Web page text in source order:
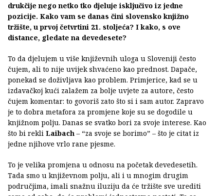
drukčije nego netko tko djeluje isključivo iz jedne
pozicije. Kako vam se danas čini slovensko knjižno
tržište, u prvoj četvrtini 21. stoljeća? I kako, s ove
distance, gledate na devedesete?
To da djelujem u više književnih uloga u Sloveniji često
čujem, ali to nije uvijek shvaćeno kao prednost. Dapače,
ponekad se doživljava kao problem. Primjerice, kad se u
izdavačkoj kući zalažem za bolje uvjete za autore, često
čujem komentar: to govoriš zato što si i sam autor. Zapravo
je to dobra metafora za promjene koje su se dogodile u
knjižnom polju. Danas se svatko bori za svoje interese. Kao
što bi rekli Laibach – “za svoje se borimo” – što je citat iz
jedne njihove vrlo rane pjesme.
To je velika promjena u odnosu na početak devedesetih.
Tada smo u književnom polju, ali i u mnogim drugim
područjima, imali snažnu iluziju da će tržište sve urediti